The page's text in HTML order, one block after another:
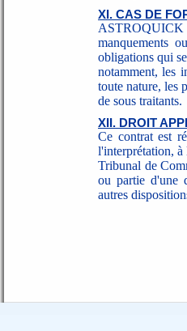
XI. CAS DE
manquements
obligations qui
notamment, les
toute nature, les
de sous traitants.
XII. DROIT
Ce contrat est
l'interprétation, à
Tribunal de
ou partie d'une
autres